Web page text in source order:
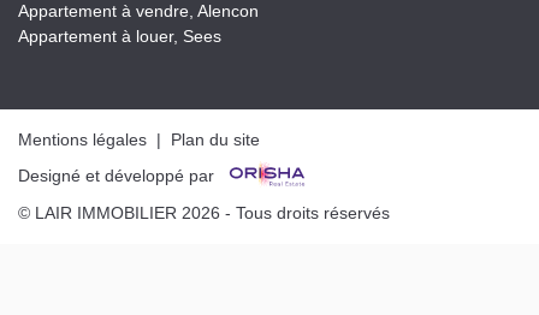
Appartement à vendre, Alencon
Appartement à louer, Sees
Mentions légales | Plan du site
Designé et développé par
© LAIR IMMOBILIER 2026 - Tous droits réservés